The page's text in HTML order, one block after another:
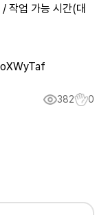
작업 가능 시간(대
382 0